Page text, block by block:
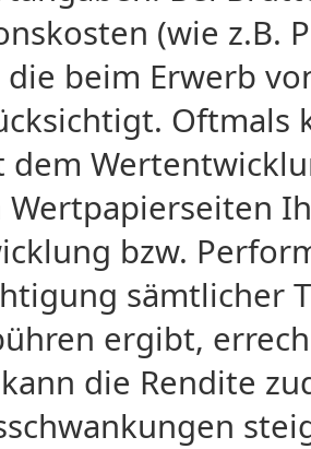
(wie z.B.
die beim Erwerb
Oftmals
dem
Wertpapierseiten
bzw.
sämtlicher
ergibt,
die Rendite